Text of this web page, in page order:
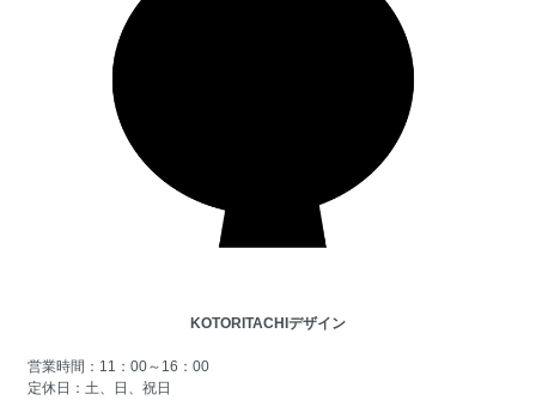
KOTORITACHIデザイン
営業時間：11：00～16：00
定休日：土、日、祝日